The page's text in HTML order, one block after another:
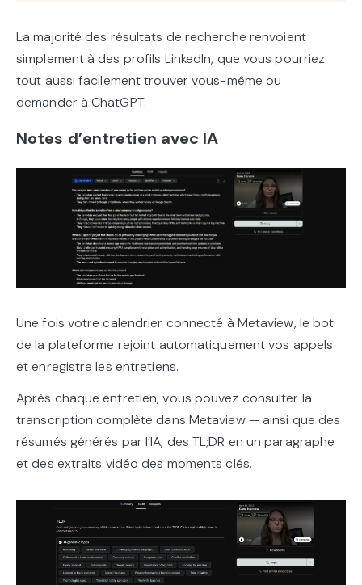
La majorité des résultats de recherche renvoient
simplement à des profils LinkedIn, que vous pourriez
tout aussi facilement trouver vous-même ou
demander à ChatGPT.
Notes d’entretien avec IA
Une fois votre calendrier connecté à Metaview, le bot
de la plateforme rejoint automatiquement vos appels
et enregistre les entretiens.
Après chaque entretien, vous pouvez consulter la
transcription complète dans Metaview — ainsi que des
résumés générés par l’IA, des TL;DR en un paragraphe
et des extraits vidéo des moments clés.